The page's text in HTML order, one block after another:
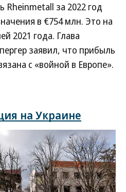
за 2022 год
в €754 млн. Это на
2021 года. Глава
заявил, что прибыль
с «войной в Европе».
на Украине